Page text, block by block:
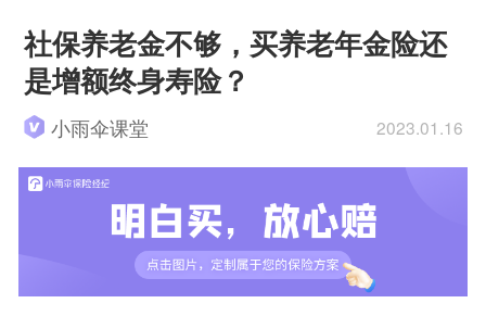
社保养老金不够，买养老年金险还
是增额终身寿险？
小雨伞课堂 2023.01.16